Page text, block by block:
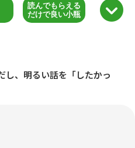
読んでもらえる
だけで良い小瓶
し、明るい話を「したかっ